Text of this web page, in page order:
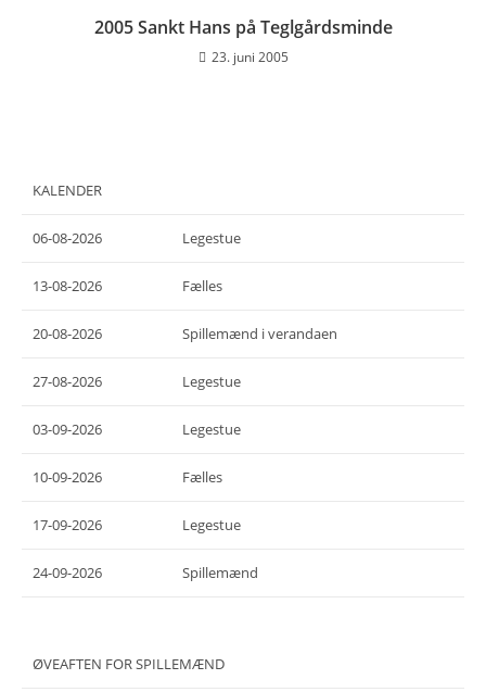
2005 Sankt Hans på Teglgårdsminde
23. juni 2005
KALENDER
06-08-2026 Legestue
13-08-2026 Fælles
20-08-2026 Spillemænd i verandaen
27-08-2026 Legestue
03-09-2026 Legestue
10-09-2026 Fælles
17-09-2026 Legestue
24-09-2026 Spillemænd
ØVEAFTEN FOR SPILLEMÆND